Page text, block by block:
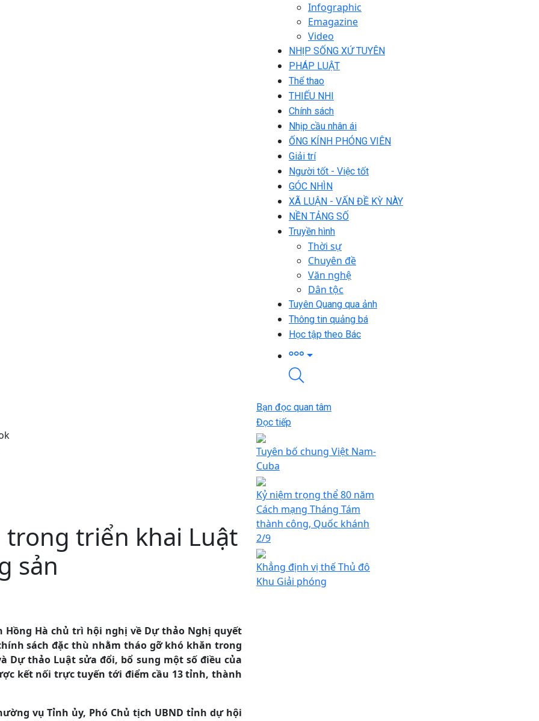
Infographic
Emagazine
Video
NHỊP SỐNG XỨ TUYÊN
PHÁP LUẬT
Thể thao
THIẾU NHI
Chính sách
Nhịp cầu nhân ái
ỐNG KÍNH PHÓNG VIÊN
Giải trí
Người tốt - Việc tốt
GÓC NHÌN
XÃ LUẬN - VẤN ĐỀ KỲ NÀY
NỀN TẢNG SỐ
Truyền hình
Thời sự
Chuyên đề
Văn nghệ
Dân tộc
Tuyên Quang qua ảnh
Thông tin quảng bá
Học tập theo Bác
triển khai Luật
sản
Hồng Hà chủ trì hội nghị về Dự thảo Nghị quyết
sách đặc thù nhằm tháo gỡ khó khăn trong
Dự thảo Luật sửa đổi, bổ sung một số điều của
kết nối trực tuyến tới điểm cầu 13 tỉnh, thành
vụ Tỉnh ủy, Phó Chủ tịch UBND tỉnh dự hội
Bạn đọc quan tâm
Đọc tiếp
Tuyên bố chung Việt Nam-
Cuba
Kỷ niệm trọng thể 80 năm
Cách mạng Tháng Tám
thành công, Quốc khánh
2/9
Khẳng định vị thế Thủ đô
Khu Giải phóng